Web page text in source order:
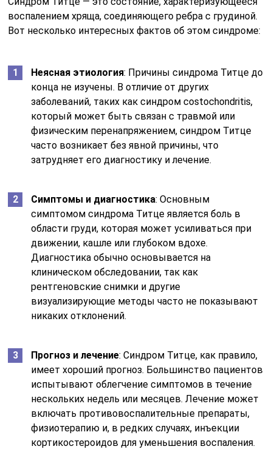
воспалением хряща, соединяющего ребра с грудиной.
Вот несколько интересных фактов об этом синдроме:
Неясная этиология: Причины синдрома Титце до
конца не изучены. В отличие от других
заболеваний, таких как синдром costochondritis,
который может быть связан с травмой или
физическим перенапряжением, синдром Титце
часто возникает без явной причины, что
затрудняет его диагностику и лечение.
Симптомы и диагностика: Основным
симптомом синдрома Титце является боль в
области груди, которая может усиливаться при
движении, кашле или глубоком вдохе.
Диагностика обычно основывается на
клиническом обследовании, так как
рентгеновские снимки и другие
визуализирующие методы часто не показывают
никаких отклонений.
Прогноз и лечение: Синдром Титце, как правило,
имеет хороший прогноз. Большинство пациентов
испытывают облегчение симптомов в течение
нескольких недель или месяцев. Лечение может
включать противовоспалительные препараты,
физиотерапию и, в редких случаях, инъекции
кортикостероидов для уменьшения воспаления.